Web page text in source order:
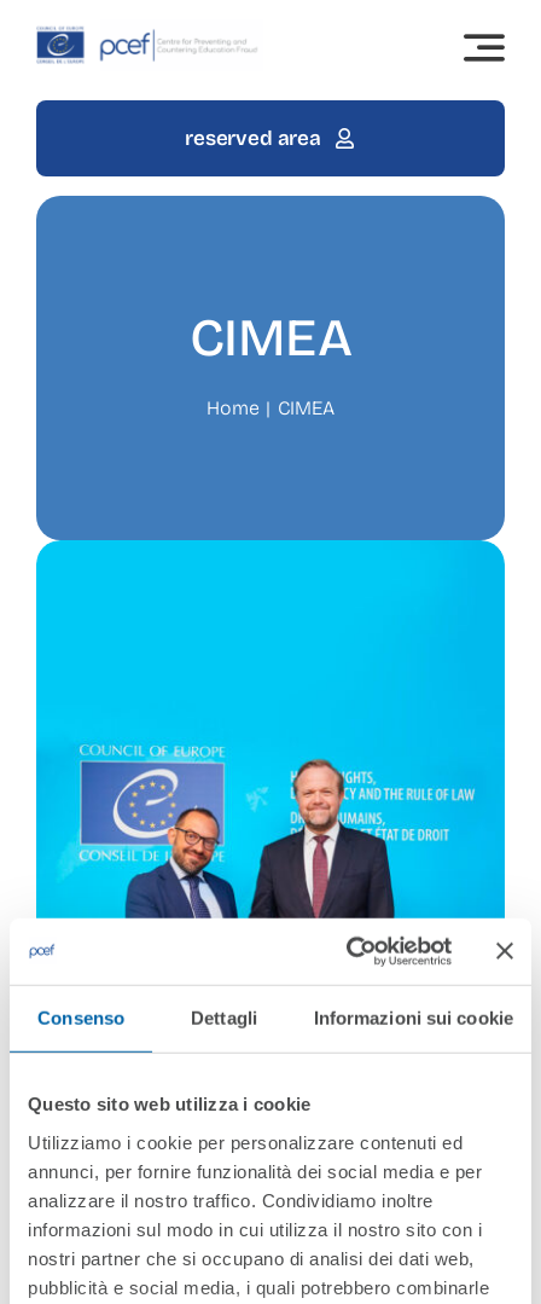
Consenso Dettagli Informazioni sui cookie
Questo sito web utilizza i cookie
Utilizziamo i cookie per personalizzare contenuti ed
annunci, per fornire funzionalità dei social media e per
analizzare il nostro traffico. Condividiamo inoltre
informazioni sul modo in cui utilizza il nostro sito con i
nostri partner che si occupano di analisi dei dati web,
pubblicità e social media, i quali potrebbero combinarle
reserved area
CIMEA
Home CIMEA
(Italy) Sign Memorandum Of
Understanding To Establish
Centre For Preventing And
Countering Education Fraud
read more